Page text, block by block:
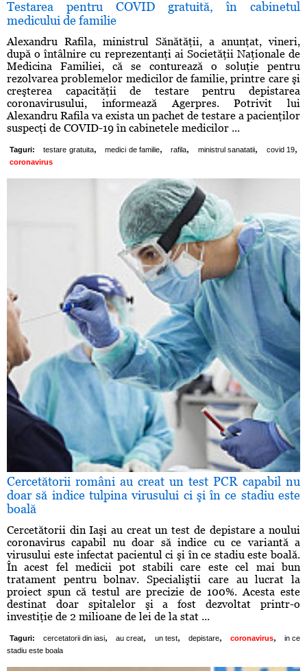
Testarea pentru COVID gratuită, în cabinetul
medicului de familie
Alexandru Rafila, ministrul Sănătăţii, a anunţat, vineri,
după o întâlnire cu reprezentanţi ai Societăţii Naţionale de
Medicina Familiei, că se conturează o soluţie pentru
rezolvarea problemelor medicilor de familie, printre care şi
creşterea capacităţii de testare pentru depistarea
coronavirusului, informează Agerpres. Potrivit lui
Alexandru Rafila va exista un pachet de testare a pacienţilor
suspecţi de COVID-19 în cabinetele medicilor ...
Taguri: testare gratuita, medici de familie, rafila, ministrul sanatatii, covid 19,
coronavirus
Cercetătorii români au creat un test PCR capabil nu
doar să indice tulpina virusului ci şi în ce stadiu este
boală
Cercetătorii din Iaşi au creat un test de depistare a noului
coronavirus capabil nu doar să indice cu ce variantă a
virusului este infectat pacientul ci şi în ce stadiu este boală.
În acest fel medicii pot stabili care este cel mai bun
tratament pentru bolnav. Specialiştii care au lucrat la
proiect spun că testul are precizie de 100%. Acesta este
destinat doar spitalelor şi a fost dezvoltat printr-o
investiţie de 2 milioane de lei de la stat ...
Taguri: cercetatorii din iasi, au creat, un test, depistare, coronavirus,
in ce
stadiu este boala